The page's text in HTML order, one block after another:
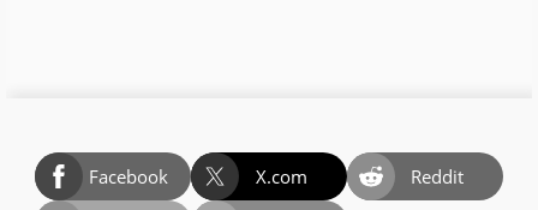
Facebook X.com
Reddit